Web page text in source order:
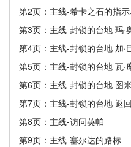
第2页：主线-希卡之石的指
第3页：主线-封锁的台地 玛·
第4页：主线-封锁的台地 加·
第5页：主线-封锁的台地 瓦·
第6页：主线-封锁的台地 图
第7页：主线-封锁的台地 返
第8页：主线-访问英帕
第9页：主线-塞尔达的路标